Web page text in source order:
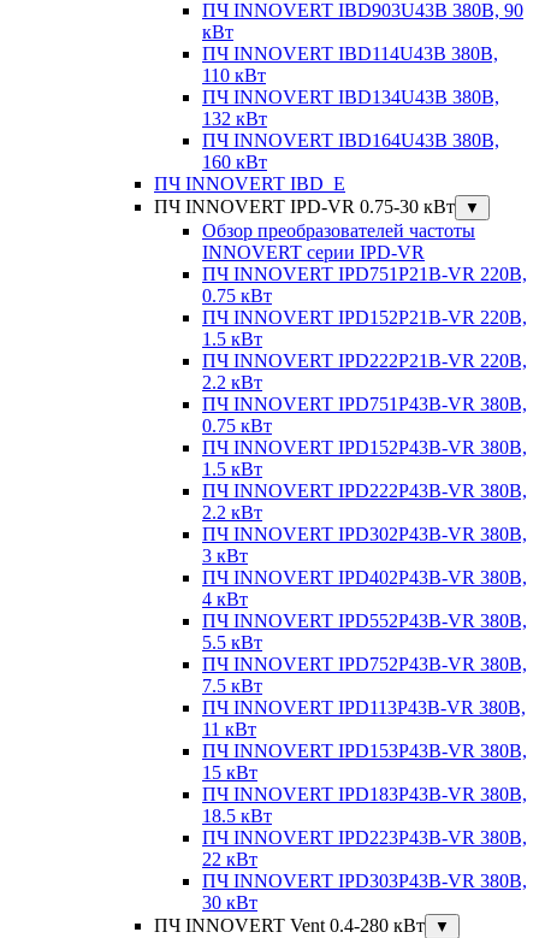
ПЧ INNOVERT IBD903U43B 380В, 90
кВт
ПЧ INNOVERT IBD114U43B 380В,
110 кВт
ПЧ INNOVERT IBD134U43B 380В,
132 кВт
ПЧ INNOVERT IBD164U43B 380В,
160 кВт
ПЧ INNOVERT IBD_E
ПЧ INNOVERT IPD-VR 0.75-30 кВт
▼
Обзор преобразователей частоты
INNOVERT серии IPD-VR
ПЧ INNOVERT IPD751P21B-VR 220В,
0.75 кВт
ПЧ INNOVERT IPD152P21B-VR 220В,
1.5 кВт
ПЧ INNOVERT IPD222P21B-VR 220В,
2.2 кВт
ПЧ INNOVERT IPD751P43B-VR 380В,
0.75 кВт
ПЧ INNOVERT IPD152P43B-VR 380В,
1.5 кВт
ПЧ INNOVERT IPD222P43B-VR 380В,
2.2 кВт
ПЧ INNOVERT IPD302P43B-VR 380В,
3 кВт
ПЧ INNOVERT IPD402P43B-VR 380В,
4 кВт
ПЧ INNOVERT IPD552P43B-VR 380В,
5.5 кВт
ПЧ INNOVERT IPD752P43B-VR 380В,
7.5 кВт
ПЧ INNOVERT IPD113P43B-VR 380В,
11 кВт
ПЧ INNOVERT IPD153P43B-VR 380В,
15 кВт
ПЧ INNOVERT IPD183P43B-VR 380В,
18.5 кВт
ПЧ INNOVERT IPD223P43B-VR 380В,
22 кВт
ПЧ INNOVERT IPD303P43B-VR 380В,
30 кВт
ПЧ INNOVERT Vent 0.4-280 кВт
▼